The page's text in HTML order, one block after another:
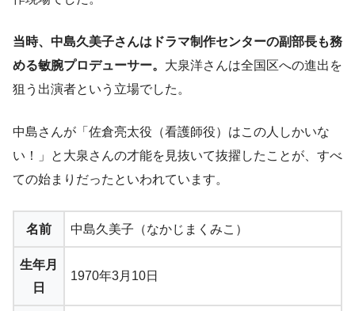
当時、中島久美子さんはドラマ制作センターの副部長も務
める敏腕プロデューサー。 大泉洋さんは全国区への進出を
狙う出演者という立場でした。
中島さんが「佐倉亮太役（看護師役）はこの人しかいな
い！」と大泉さんの才能を見抜いて抜擢したことが、すべ
ての始まりだったといわれています。
名前 中島久美子（なかじまくみこ）
生年月
日
1970年3月10日